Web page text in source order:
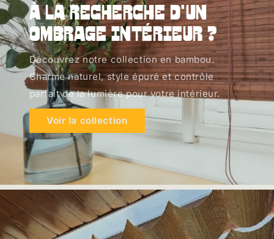
À la recherche d'un
ombrage intérieur ?
Découvrez notre collection en bambou.
Charme naturel, style épuré et contrôle
parfait de la lumière pour votre intérieur.
Voir la collection